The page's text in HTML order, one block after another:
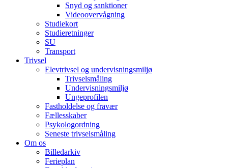
Snyd og sanktioner
Videoovervågning
Studiekort
Studieretninger
SU
Transport
Trivsel
Elevtrivsel og undervisningsmiljø
Trivselsmåling
Undervisningsmiljø
Ungeprofilen
Fastholdelse og fravær
Fællesskaber
Psykologordning
Seneste trivselsmåling
Om os
Billedarkiv
Ferieplan